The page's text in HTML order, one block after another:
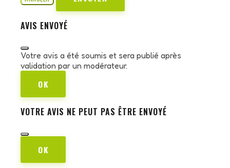
AVIS ENVOYÉ
Votre avis a été soumis et sera publié après
validation par un modérateur.
OK
VOTRE AVIS NE PEUT PAS ÊTRE ENVOYÉ
OK